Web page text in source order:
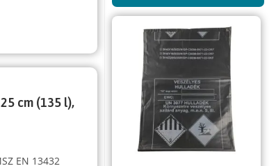
cm (135 l),
EN 13432